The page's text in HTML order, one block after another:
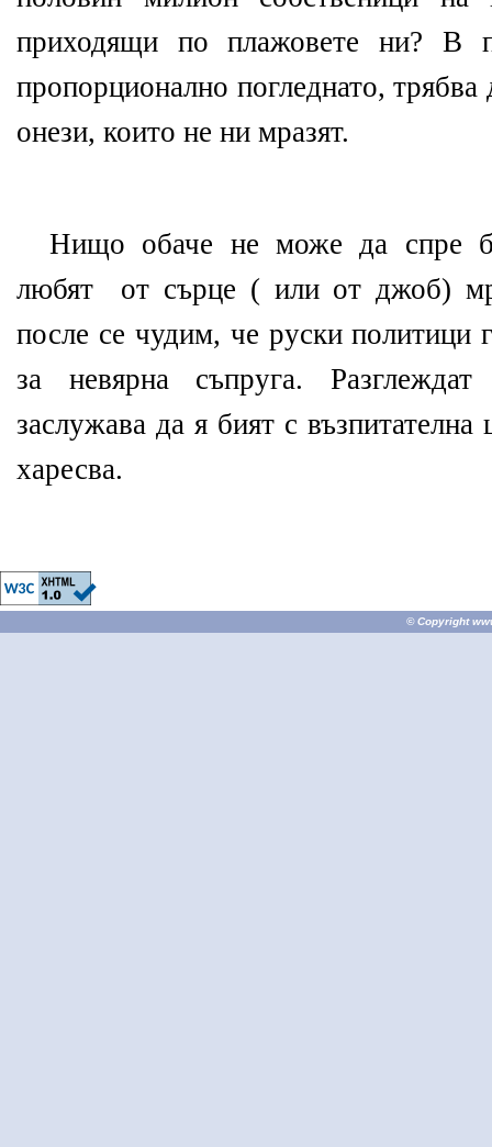
приходящи по плажовете ни? В
пропорционално погледнато,
онези, които не ни мразят.
Нищо обаче не може да спре
любят от сърце ( или от джоб)
после се чудим, че руски политици
за невярна съпруга.
заслужава да я бият с
харесва.
© Copyright